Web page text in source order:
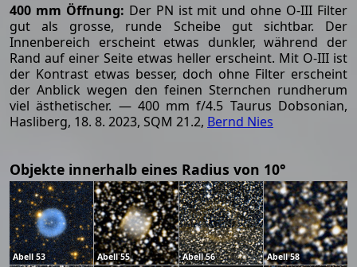
400 mm Öffnung: Der PN ist mit und ohne O-III Filter
gut als grosse, runde Scheibe gut sichtbar. Der
Innenbereich erscheint etwas dunkler, während der
Rand auf einer Seite etwas heller erscheint. Mit O-III ist
der Kontrast etwas besser, doch ohne Filter erscheint
der Anblick wegen den feinen Sternchen rundherum
viel ästhetischer. — 400 mm f/4.5 Taurus Dobsonian,
Hasliberg, 18. 8. 2023, SQM 21.2, Bernd Nies
Objekte innerhalb eines Radius von 10°
Abell 53 Abell 55 Abell 56 Abell 58